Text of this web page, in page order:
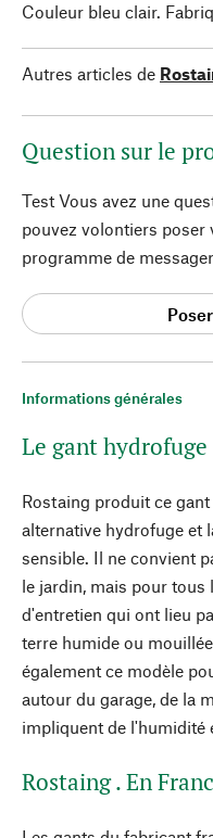
Informations générales
Le gant hydrofuge
Rostaing produit ce
alternative hydrofuge et
sensible. Il ne convient
le jardin, mais pour tous
d'entretien qui ont lieu
terre humide ou
également ce modèle
autour du garage, de la
impliquent de l'humidité
Rostaing . En
Couleur bleu clair.
Autres articles de
Question sur le
Test Vous avez une
pouvez volontiers
programme de